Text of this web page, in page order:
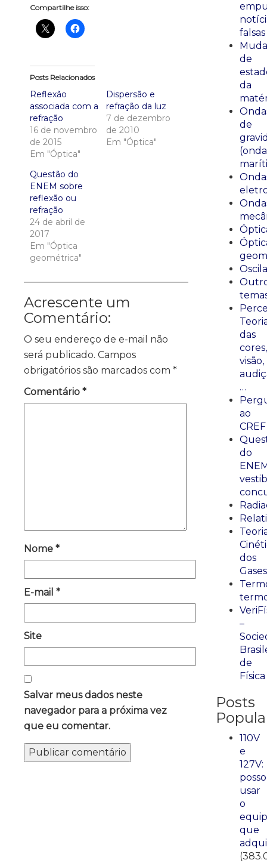
Compartilhe isso:
Posts Relacionados
Reflexão
associada com a
refração
16 de novembro
de 2015
Em "Óptica"
Dispersão e
refração da luz
7 de dezembro
de 2010
Em "Óptica"
Questão do
ENEM sobre
reflexão ou
refração
24 de abril de
2017
Em "Óptica
geométrica"
Acrescente um
Comentário:
O seu endereço de e-mail não
será publicado. Campos
obrigatórios são marcados com *
Comentário *
Nome *
E-mail *
Site
Salvar meus dados neste
navegador para a próxima vez
que eu comentar.
falsas
de
da
de
das
cores,
visão,
…
ao
CREF
do
dos
Gases
–
de
Física
Posts
110V
e
127V:
posso
usar
o
que